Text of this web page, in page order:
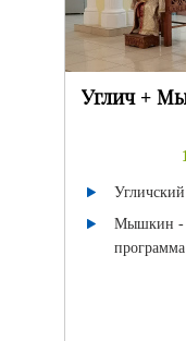
Углич +
Мышкин -
программа